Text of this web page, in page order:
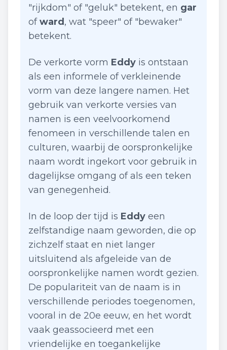
"rijkdom" of "geluk" betekent, en gar
ofward , wat "speer" of "bewaker"
betekent.
De verkorte vorm Eddy is ontstaan
als een informele of verkleinende
vorm van deze langere namen. Het
gebruik van verkorte versies van
namen is een veelvoorkomend
fenomeen in verschillende talen en
culturen, waarbij de oorspronkelijke
naam wordt ingekort voor gebruik in
dagelijkse omgang of als een teken
van genegenheid.
In de loop der tijd is Eddy een
zelfstandige naam geworden, die op
zichzelf staat en niet langer
uitsluitend als afgeleide van de
oorspronkelijke namen wordt gezien.
De populariteit van de naam is in
verschillende periodes toegenomen,
vooral in de 20e eeuw, en het wordt
vaak geassocieerd met een
vriendelijke en toegankelijke